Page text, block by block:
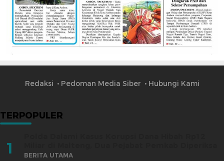
Redaksi Pedoman Media Siber Hubungi Kami
TERPOPULER
1 BERITA UTAMA